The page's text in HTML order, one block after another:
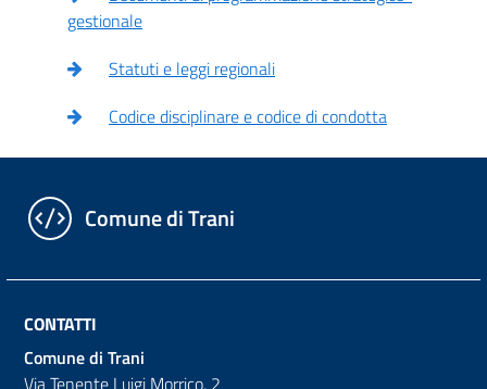
gestionale
Statuti e leggi regionali
Codice disciplinare e codice di condotta
Comune di Trani
CONTATTI
Comune di Trani
Via Tenente Luigi Morrico, 2